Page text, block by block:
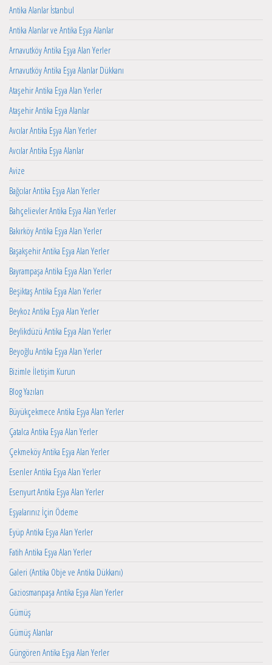
Antika Alanlar İstanbul
Antika Alanlar ve Antika Eşya Alanlar
Arnavutköy Antika Eşya Alan Yerler
Arnavutköy Antika Eşya Alanlar Dükkanı
Ataşehir Antika Eşya Alan Yerler
Ataşehir Antika Eşya Alanlar
Avcılar Antika Eşya Alan Yerler
Avcılar Antika Eşya Alanlar
Avize
Bağcılar Antika Eşya Alan Yerler
Bahçelievler Antika Eşya Alan Yerler
Bakırköy Antika Eşya Alan Yerler
Başakşehir Antika Eşya Alan Yerler
Bayrampaşa Antika Eşya Alan Yerler
Beşiktaş Antika Eşya Alan Yerler
Beykoz Antika Eşya Alan Yerler
Beylikdüzü Antika Eşya Alan Yerler
Beyoğlu Antika Eşya Alan Yerler
Bizimle İletişim Kurun
Blog Yazıları
Büyükçekmece Antika Eşya Alan Yerler
Çatalca Antika Eşya Alan Yerler
Çekmeköy Antika Eşya Alan Yerler
Esenler Antika Eşya Alan Yerler
Esenyurt Antika Eşya Alan Yerler
Eşyalarınız İçin Ödeme
Eyüp Antika Eşya Alan Yerler
Fatih Antika Eşya Alan Yerler
Galeri (Antika Obje ve Antika Dükkanı)
Gaziosmanpaşa Antika Eşya Alan Yerler
Gümüş
Gümüş Alanlar
Güngören Antika Eşya Alan Yerler